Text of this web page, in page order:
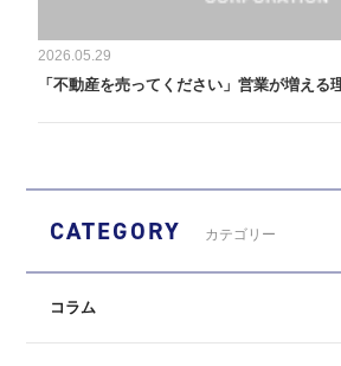
2026.05.29
「不動産を売ってください」営業が増える
CATEGORY カテゴリー
コラム